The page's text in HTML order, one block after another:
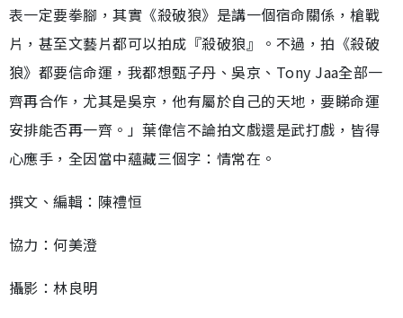
表一定要拳腳，其實《殺破狼》是講一個宿命關係，槍戰
片，甚至文藝片都可以拍成『殺破狼』。不過，拍《殺破
狼》都要信命運，我都想甄子丹、吳京、Tony Jaa全部一
齊再合作，尤其是吳京，他有屬於自己的天地，要睇命運
安排能否再一齊。」葉偉信不論拍文戲還是武打戲，皆得
心應手，全因當中蘊藏三個字：情常在。
撰文、編輯：陳禮恒
協力：何美澄
攝影：林良明